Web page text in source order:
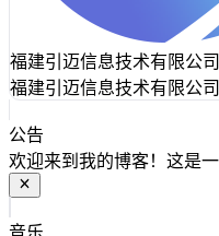
福建引迈信息技术有限公司
福建引迈信息技术有限公司
公告
欢迎来到我的博客！这是一
音乐